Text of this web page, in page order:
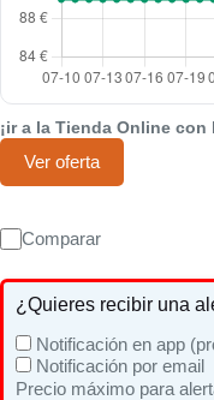
¡ir a la Tienda Online con
Ver oferta
Comparar
¿Quieres recibir una
Notificación en app
Notificación por email
Precio máximo para